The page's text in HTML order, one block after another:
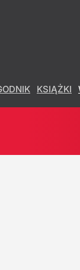
KSIĄŻKI